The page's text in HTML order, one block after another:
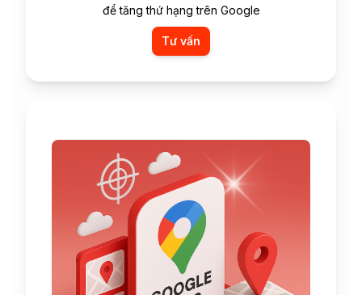
để tăng thứ hạng trên Google
Tư vấn